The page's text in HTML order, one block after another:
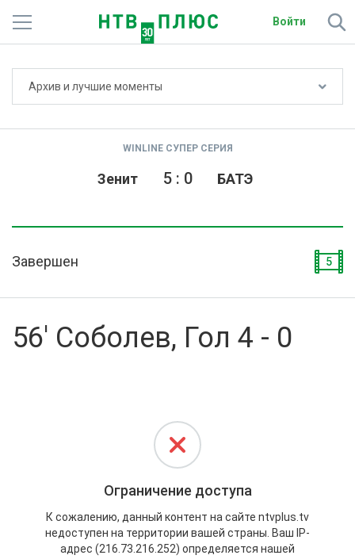
Войти
О сайте
Архив и лучшие моменты
WINLINE СУПЕР СЕРИЯ
Зенит БАТЭ
5: 0
Завершен 5
56' Соболев, Гол 4 - 0